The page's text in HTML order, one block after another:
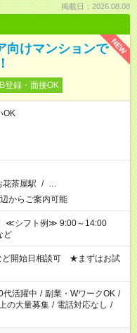
掲載日：2026.08.08
NEW
向けマンションで
登録・面接OK
OK
花茶屋駅 / …
からご案内可能
ど
ど開始日相談可 ★まずはお試
代活躍中 / 副業・WワークOK /
の大量募集 / 電話対応なし /